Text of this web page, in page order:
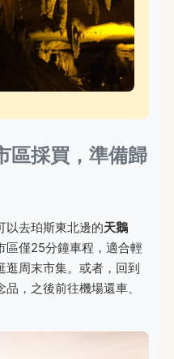
區採買，準備歸
以去珀斯東北邊的天鵝
區僅25分鐘車程，適合輕
逛周末市集。或者，回到
品，之後前往機場還車、